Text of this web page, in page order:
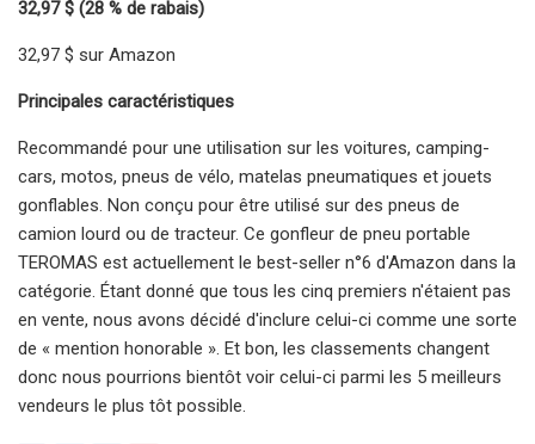
32,97 $ (28 % de rabais)
32,97 $ sur Amazon
Principales caractéristiques
Recommandé pour une utilisation sur les voitures, camping-
cars, motos, pneus de vélo, matelas pneumatiques et jouets
gonflables. Non conçu pour être utilisé sur des pneus de
camion lourd ou de tracteur. Ce gonfleur de pneu portable
TEROMAS est actuellement le best-seller n°6 d'Amazon dans la
catégorie. Étant donné que tous les cinq premiers n'étaient pas
en vente, nous avons décidé d'inclure celui-ci comme une sorte
de « mention honorable ». Et bon, les classements changent
donc nous pourrions bientôt voir celui-ci parmi les 5 meilleurs
vendeurs le plus tôt possible.